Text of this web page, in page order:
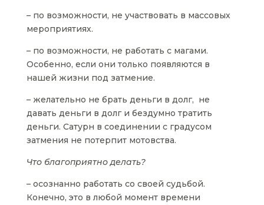
– по возможности, не участвовать в массовых
мероприятиях.
– по возможности, не работать с магами.
Особенно, если они только появляются в
нашей жизни под затмение.
– желательно не брать деньги в долг, не
давать деньги в долг и бездумно тратить
деньги. Сатурн в соединении с градусом
затмения не потерпит мотовства.
Что благоприятно делать?
– осознанно работать со своей судьбой.
Конечно, это в любой момент времени